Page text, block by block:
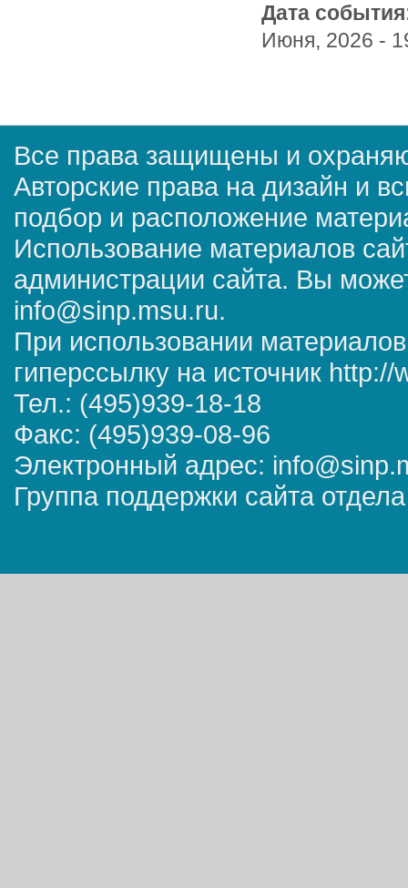
Дата
Июня, 2026 -
Все права защищены и
Авторские права на дизайн и
подбор и расположение
Использование материалов
администрации сайта. Вы
info@sinp.msu.ru.
При использовании
гиперссылку на источник
Тел.: (495)939-18-18
Факс: (495)939-08-96
Электронный адрес:
Группа поддержки сайта